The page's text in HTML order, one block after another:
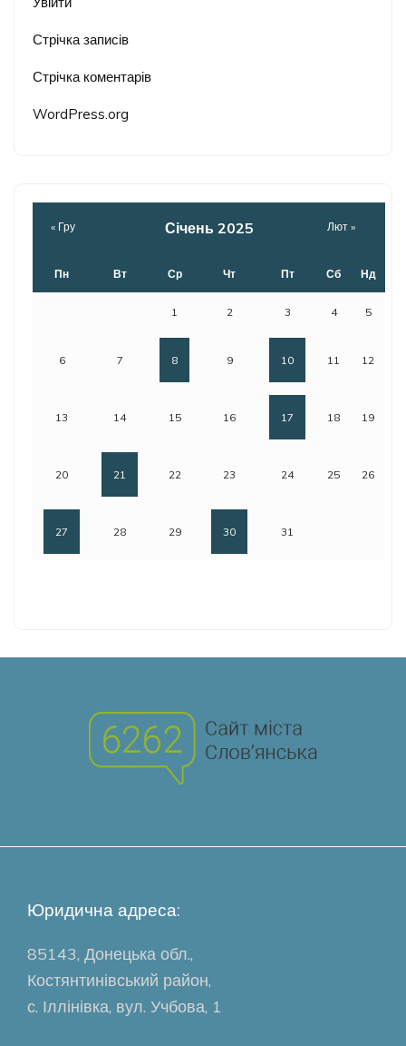
Стрічка записів
Стрічка коментарів
WordPress.org
Січень 2025
Пн Вт Ср Чт Пт Сб Нд
1 2 3 4 5
6 7 8 9 10 11 12
13 14 15 16 17 18 19
20 21 22 23 24 25 26
27 28 29 30 31
« Гру Лют »
Юридична адреса:
85143, Донецька обл.,
Костянтинівський район,
с. Іллінівка, вул. Учбова, 1